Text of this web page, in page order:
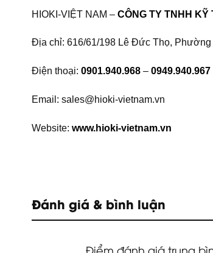
HIOKI-VIỆT NAM – CÔNG TY TNHH KỸ
Địa chỉ: 616/61/198 Lê Đức Thọ,
Điện thoại: 0901.940.968 – 0949.940.967
Email: sales@hioki-vietnam.vn
Website: www.hioki-vietnam.vn
Đánh giá & bình luận
Điểm đánh giá trung